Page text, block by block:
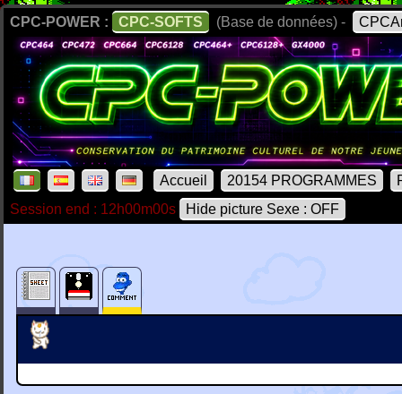
CPC-POWER : CPC-SOFTS (Base de données) -
Accueil 20154 PROGRAMMES
Session end : 12h00m00s
Hide picture Sexe : OFF